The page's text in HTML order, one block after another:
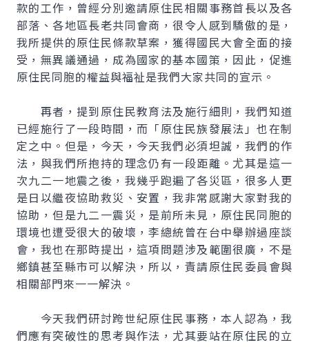
款的工作，曾經分別邀請原住民相關事務首長以及各
部落、各地區長老共同會商，很令人感到驕傲的是，
我所提供的原住民條款草案，獲得國民大會全面的接
受，無異議通過，成為國家的基本國策，因此，促進
原住民同胞的權益與福祉是我們大家共同的宣示。
再者，提到原住民教育法及施行細則，我們知道
已經施行了一段時間，而「原住民族發展法」也在制
定之中。但是，今天，今天我們必須坦誠，我們的作
法，與我們所抱持的理念仍有一段距離。尤其是這一
次九二一地震之後，我幾乎跑遍了各災區，很多人更
是日以繼夜協助救災、安置，我非常感謝大家對我的
協助，但是九二一震災，是前所未見，原住民同胞的
環境也遭受很大的破壞，李總統曾在台中舉辦過座談
會，我也在那時提出，這項問題涉及範圍很廣，不是
鄉鎮甚至縣市可以解決，所以，責請原住民委員會與
相關部門來一一解決。
今天我們研討跨世紀原住民事務，本人認為，我
們應有突破性的思考與作法，尤其要站在原住民的立